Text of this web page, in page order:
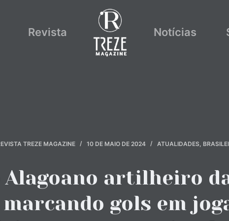
Revista Notícias
TREZE MAGAZINE 10 DE MAIO DE 2024 ATUALIDADES,
Alagoano artilheiro
marcando gols em